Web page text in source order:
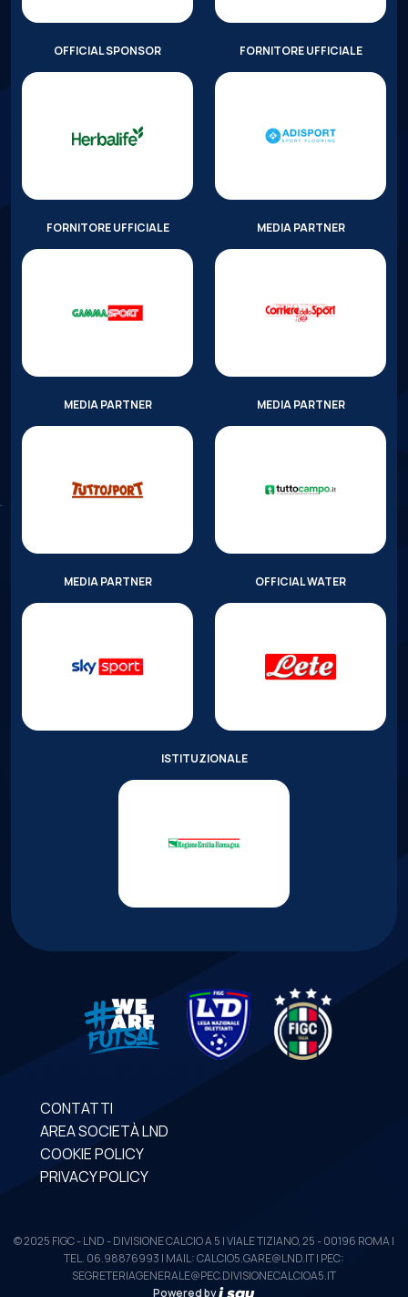
OFFICIAL SPONSOR FORNITORE UFFICIALE
FORNITORE UFFICIALE MEDIA PARTNER
MEDIA PARTNER MEDIA PARTNER
MEDIA PARTNER OFFICIAL WATER
ISTITUZIONALE
CONTATTI
AREA SOCIETÀ LND
COOKIE POLICY
PRIVACY POLICY
© 2025 FIGC - LND - DIVISIONE CALCIO A 5 | VIALE TIZIANO, 25 - 00196 ROMA |
TEL. 06.98876993 | MAIL: CALCIO5.GARE@LND.IT | PEC:
SEGRETERIAGENERALE@PEC.DIVISIONECALCIOA5.IT
Powered by